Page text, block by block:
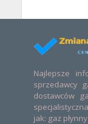
Najlepsze
sprzedawcy
dostawców
jak: gaz